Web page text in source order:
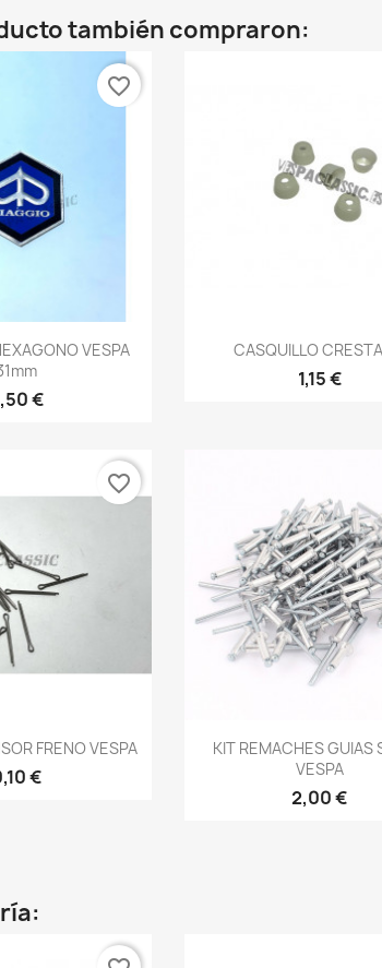
también compraron:
rápidaVESPA
€
favorite_border
 Vista rápida
CASQUILLO
1,15 €
rápida
FRENO VESPA
€
favorite_border
Vista
KIT REMACHES GUIAS
VESPA
2,00 €